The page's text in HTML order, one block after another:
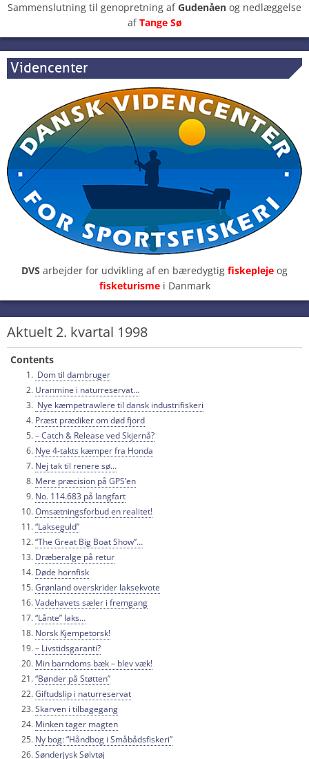
Sammenslutning til genopretning afGudenåen og nedlæggelse
afTange Sø
Videncenter
DVS arbejder for udvikling af en bæredygtig fiskepleje og
fisketurisme i Danmark
Aktuelt 2. kvartal 1998
Contents
Dom til dambruger
Uranmine i naturreservat…
Nye kæmpetrawlere til dansk industrifiskeri
Præst prædiker om død fjord
– Catch & Release ved Skjernå?
Nye 4-takts kæmper fra Honda
Nej tak til renere sø…
Mere præcision på GPS’en
No. 114.683 på langfart
Omsætningsforbud en realitet!
“Lakseguld”
“The Great Big Boat Show”…
Dræberalge på retur
Døde hornfisk
Grønland overskrider laksekvote
Vadehavets sæler i fremgang
“Lånte” laks…
Norsk Kjempetorsk!
– Livstidsgaranti?
Min barndoms bæk – blev væk!
“Bønder på Støtten”
Giftudslip i naturreservat
Skarven i tilbagegang
Minken tager magten
Ny bog: “Håndbog i Småbådsfiskeri”
Sønderjysk Sølvtøj